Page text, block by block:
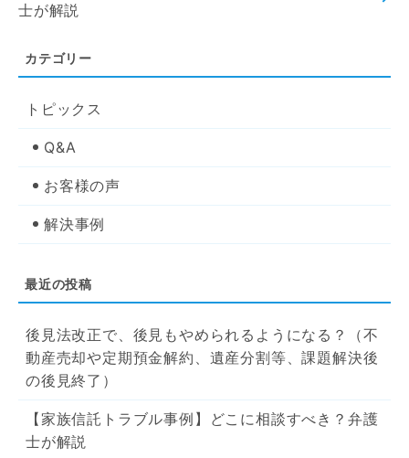
士が解説
トピックス
Q&A
お客様の声
解決事例
後見法改正で、後見もやめられるようになる？（不
動産売却や定期預金解約、遺産分割等、課題解決後
の後見終了）
【家族信託トラブル事例】どこに相談すべき？弁護
士が解説